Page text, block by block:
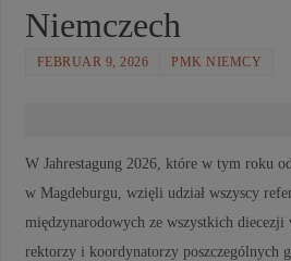
Niemczech
FEBRUAR 9, 2026 PMK NIEMCY
W Jahrestagung 2026, które w tym roku
w Magdeburgu, wzięli udział wszyscy
międzynarodowych ze wszystkich diecezji
rektorzy i koordynatorzy poszczególnych